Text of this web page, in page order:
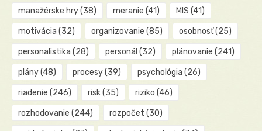
manažérske hry(38) meranie (41) MIS (41)
motivácia (32) organizovanie (85) osobnosť(25)
personalistika (28) personál (32) plánovanie (241)
plány(48) procesy(39) psychológia (26)
riadenie (246) risk(35) riziko (46)
rozhodovanie (244) rozpočet (30)